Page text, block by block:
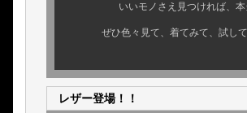
いいモノさえ見つければ、本当
ぜひ色々見て、着てみて、試して
レザー登場！！